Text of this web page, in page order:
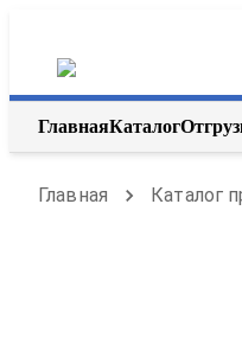
ГлавнаяКаталог
Главная Каталог